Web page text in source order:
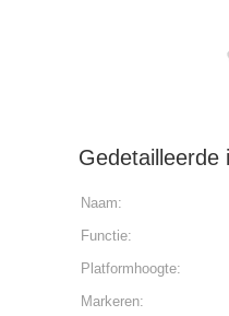
Gedetailleerde
Naam:
Functie:
Platformhoogte:
Markeren: